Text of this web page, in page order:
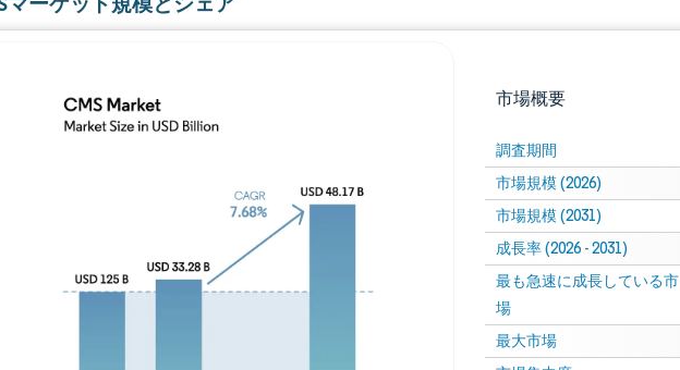
市場概要
調査期間
市場規模 (2026)
市場規模 (2031)
成長率 (2026 - 2031)
最も急速に成長している市
場
最大市場
画像 © Mordor Intelligence。再利用にはCC BY 4.0の表示が必要です。